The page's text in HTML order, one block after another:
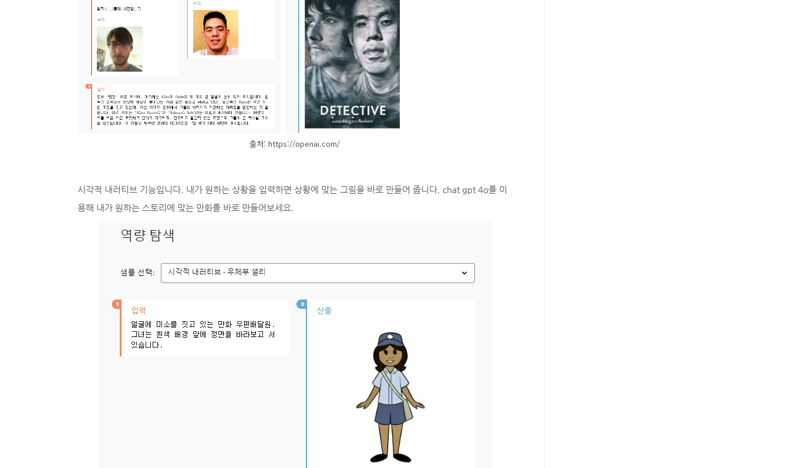
출처: https://openai.com/
시각적 내러티브 기능입니다. 내가 원하는 상황을 입력하면 상황에 맞는 그림을 바로 만들어 줍니다. chat gpt 4o를 이
용해 내가 원하는 스토리에 맞는 만화를 바로 만들어보세요.